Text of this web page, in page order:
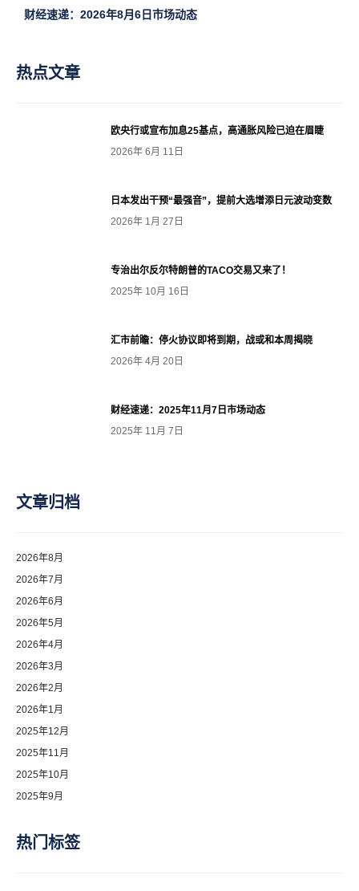
财经速递：2026年8月6日市场动态
热点文章
欧央行或宣布加息25基点，高通胀风险已迫在眉睫
2026年 6月 11日
日本发出干预“最强音”，提前大选增添日元波动变数
2026年 1月 27日
专治出尔反尔特朗普的TACO交易又来了！
2025年 10月 16日
汇市前瞻：停火协议即将到期，战或和本周揭晓
2026年 4月 20日
财经速递：2025年11月7日市场动态
2025年 11月 7日
文章归档
2026年8月
2026年7月
2026年6月
2026年5月
2026年4月
2026年3月
2026年2月
2026年1月
2025年12月
2025年11月
2025年10月
2025年9月
热门标签